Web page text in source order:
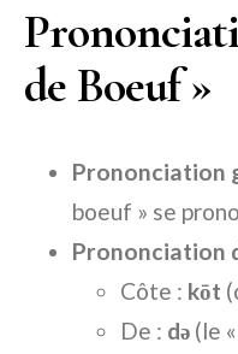
de Boeuf »
Prononciation
boeuf » se
Prononciation
Côte : kōt
De : dә (le